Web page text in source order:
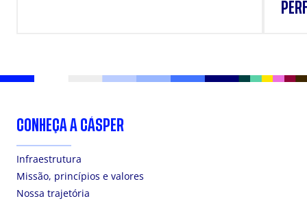
CONHEÇA A CÁSPER
Infraestrutura
Missão, princípios e valores
Nossa trajetória